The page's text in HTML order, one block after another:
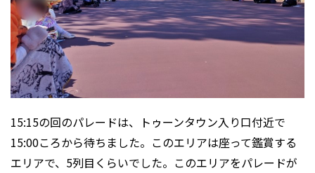
15:15の回のパレードは、トゥーンタウン入り口付近で
15:00ころから待ちました。このエリアは座って鑑賞する
エリアで、5列目くらいでした。このエリアをパレードが